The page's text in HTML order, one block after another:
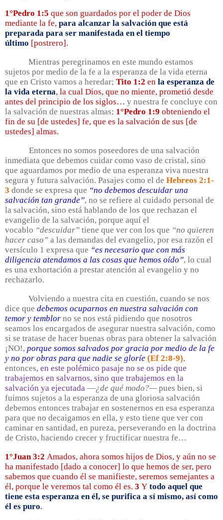
1°Pedro 1:5 que son guardados por el poder de Dios
mediante la fe, para alcanzar la salvación que está
preparada para ser manifestada en el tiempo
último [postrero].
Mientras peregrinamos en este mundo estamos
sujetos por medio de la fe a la esperanza de la vida eterna
que en Cristo vamos a heredar; Tito 1:2 en la esperanza de
la vida eterna, la cual Dios, que no miente, prometió desde
antes del principio de los siglos… y nuestra fe concluye con
la salvación de nuestras almas; 1°Pedro 1:9 obteniendo el
fin de su [de ustedes] fe, que es la salvación de sus [de
ustedes] almas.
Entonces no somos poseedores de una salvación
inmediata que debemos cuidar como vaso de cristal, sino
que aguardamos por medio de una esperanza viva nuestra
segura y futura salvación. Pasajes como el de Hebreos 2:1-
3 donde se expresa que “no debemos descuidar una
salvación tan grande”, no se refiere al cuidado personal de
la salvación, sino está hablando de los que rechazan el
evangelio de la salvación, porque aquí el
vocablo “descuidar” tiene que ver con los que “no quieren
hacer caso” a las demandas del evangelio, por esa razón el
versículo 1 expresa que “es necesario que con más
diligencia atendamos a las cosas que hemos oído”, lo cual
es una exhortación a prestar atención al evangelio y no
rechazarlo.
Volviendo a nuestra cita en cuestión, cuando se nos
dice que debemos ocuparnos en nuestra salvación con
temor y temblor no se nos está pidiendo que nosotros
seamos los encargados de asegurar nuestra salvación, como
si se tratase de hacer buenas obras para obtener la salvación
¡NO!, porque somos salvados por gracia por medio de la fe
y no por obras para que nadie se gloríe (Ef 2:8-9),
entonces, en este polémico pasaje no se os pide que
trabajemos en salvarnos, sino que trabajemos en la
salvación ya ejecutada —¿de qué modo?—pues bien, si
fuimos sujetos a la esperanza de una gloriosa salvación
debemos entonces trabajar en sostenernos en esa esperanza
para que no decaigamos en ella, y esto tiene que ver con
caminar en santidad, en pureza, perseverando en la doctrina
de Cristo, haciendo crecer y fructificar nuestra fe…
1°Juan 3:2 Amados, ahora somos hijos de Dios, y aún no se
ha manifestado [dado a conocer] lo que hemos de ser, pero
sabemos que cuando él se manifieste, seremos semejantes a
él, porque le veremos tal como él es. 3 Y todo aquel que
tiene esta esperanza en él, se purifica a sí mismo, así como
él es puro.